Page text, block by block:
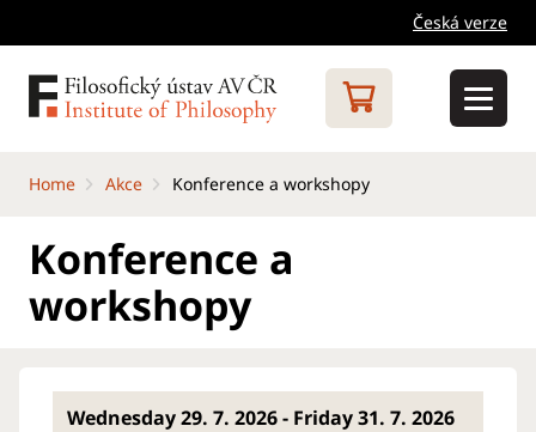
Česká verze
Home Akce Konference a workshopy
Konference a
workshopy
Wednesday 29. 7. 2026 - Friday 31. 7. 2026